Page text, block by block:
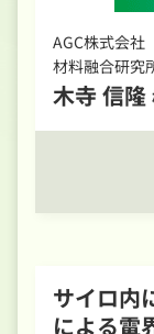
AGC株式会社
材料融合研究
木寺 信隆
サイロ内
による電